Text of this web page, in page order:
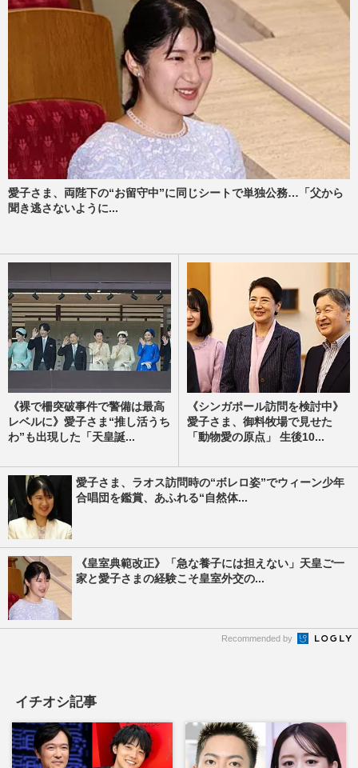
愛子さま、両陛下の“お留守中”に同じシートで単独公務…「父から
聞き逃さないように...
《裸で柵突破事件で警備は最高
レベルに》愛子さま“推し活うち
わ”も出現した「天皇誕...
《シンガポール訪問を検討中》
愛子さま、御料牧場で見せた
「動物愛の原点」 生後10...
愛子さま、ラオス訪問時の“ボレロ姿”でウィーン少年
合唱団を鑑賞、あふれる“自然体...
《皇室典範改正》「急な養子には担えない」天皇ご一
家と愛子さまの経験こそ皇室外交の...
Recommended by
イチオシ記事